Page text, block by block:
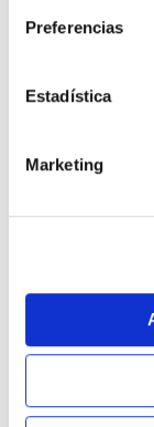
obtener más
Cookiesaquí
Preferencias
Estadística
Marketing
por si solo.
,
los papeles
decorara tu